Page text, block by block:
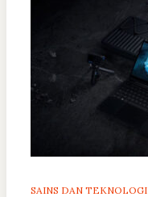
SAINS DAN TEKNOLOGI